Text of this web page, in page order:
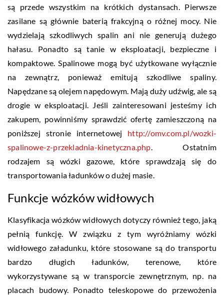
są przede wszystkim na krótkich dystansach. Pierwsze
zasilane są głównie baterią frakcyjną o różnej mocy. Nie
wydzielają szkodliwych spalin ani nie generują dużego
hałasu. Ponadto są tanie w eksploatacji, bezpieczne i
kompaktowe. Spalinowe mogą być użytkowane wyłącznie
na zewnątrz, ponieważ emitują szkodliwe spaliny.
Napędzane są olejem napędowym. Mają duży udźwig, ale są
drogie w eksploatacji. Jeśli zainteresowani jesteśmy ich
zakupem, powinniśmy sprawdzić ofertę zamieszczoną na
poniższej stronie internetowej http://omv.com.pl/wozki-
spalinowe-z-przekladnia-kinetyczna.php . Ostatnim
rodzajem są wózki gazowe, które sprawdzają się do
transportowania ładunków o dużej masie.
Funkcje wózków widłowych
Klasyfikacja wózków widłowych dotyczy również tego, jaką
pełnią funkcję. W związku z tym wyróżniamy wózki
widłowego załadunku, które stosowane są do transportu
bardzo długich ładunków, terenowe, które
wykorzystywane są w transporcie zewnętrznym, np. na
placach budowy. Ponadto teleskopowe do przewożenia